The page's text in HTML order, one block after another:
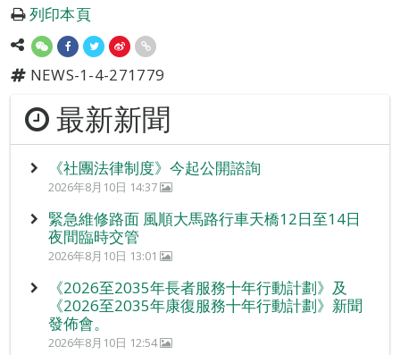
列印本頁
NEWS-1-4-271779
最新新聞
《社團法律制度》今起公開諮詢
2026年8月10日 14:37
緊急維修路面 風順大馬路行車天橋12日至14日
夜間臨時交管
2026年8月10日 13:01
《2026至2035年長者服務十年行動計劃》及
《2026至2035年康復服務十年行動計劃》新聞
發佈會。
2026年8月10日 12:54